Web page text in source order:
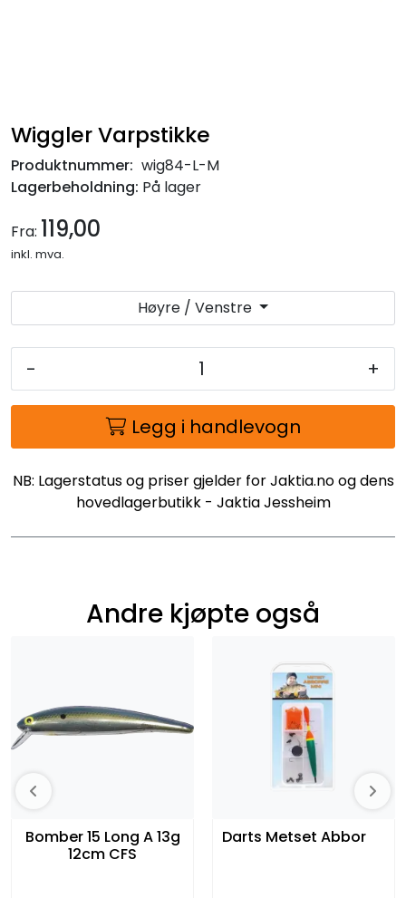
Wiggler Varpstikke
Produktnummer: wig84-L-M
Lagerbeholdning: På lager
Fra: 119,00
inkl. mva.
Høyre / Venstre
- +
Legg i handlevogn
NB: Lagerstatus og priser gjelder for Jaktia.no og dens
hovedlagerbutikk - Jaktia Jessheim
Andre kjøpte også
Bomber 15 Long A 13g
12cm CFS
Darts Metset Abbor